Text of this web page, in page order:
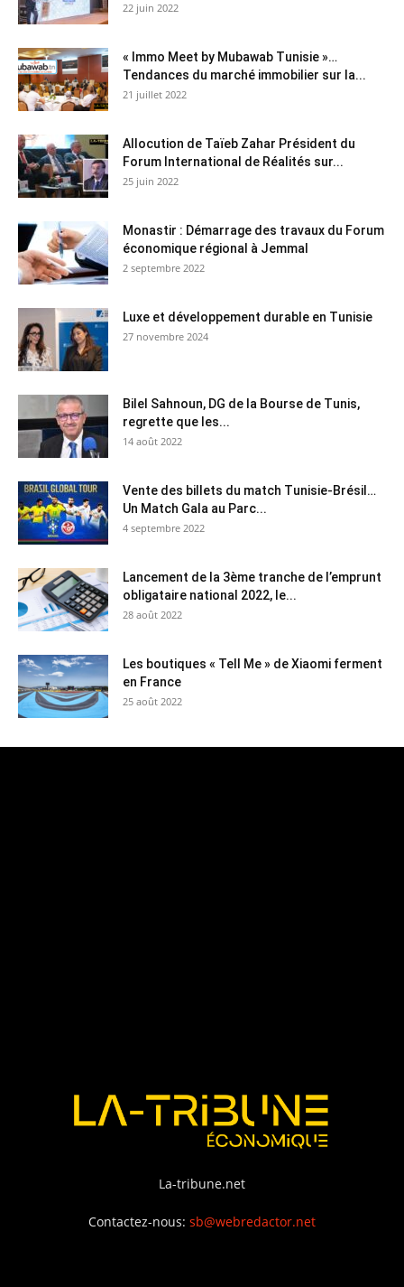
22 juin 2022
« Immo Meet by Mubawab Tunisie »…
Tendances du marché immobilier sur la...
21 juillet 2022
Allocution de Taïeb Zahar Président du
Forum International de Réalités sur...
25 juin 2022
Monastir : Démarrage des travaux du Forum
économique régional à Jemmal
2 septembre 2022
Luxe et développement durable en Tunisie
27 novembre 2024
Bilel Sahnoun, DG de la Bourse de Tunis,
regrette que les...
14 août 2022
Vente des billets du match Tunisie-Brésil…
Un Match Gala au Parc...
4 septembre 2022
Lancement de la 3ème tranche de l’emprunt
obligataire national 2022, le...
28 août 2022
Les boutiques « Tell Me » de Xiaomi ferment
en France
25 août 2022
La-tribune.net
Contactez-nous: sb@webredactor.net